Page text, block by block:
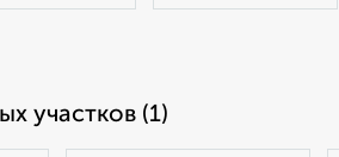
участков (1)